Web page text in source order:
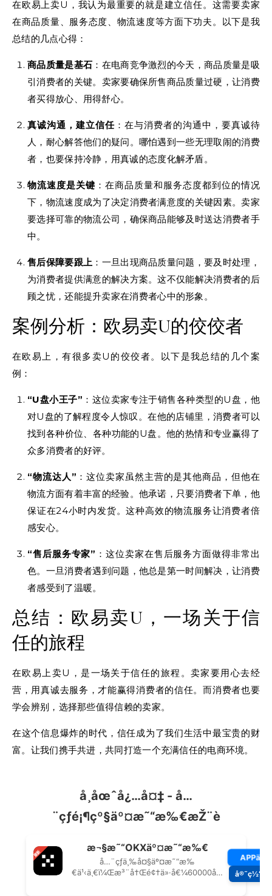
在欧易上卖U，我认为最重要的就是建立信任。这需要卖家
在商品质量、服务态度、物流速度等方面下功夫。以下是我
总结的几点心得：
商品质量是基石 ：在电商竞争激烈的今天，商品质量是吸
引消费者的关键。卖家要确保所售商品质量过硬，让消费
者买得放心、用得舒心。
真诚沟通，建立信任：在与消费者的沟通中，要真诚待
人，耐心解答他们的疑问。哪怕遇到一些无理取闹的消费
者，也要保持冷静，用真诚的态度化解矛盾。
物流速度是关键 ：在商品质量和服务态度都到位的情况
下，物流速度成为了决定消费者满意度的关键因素。卖家
要选择可靠的物流公司，确保商品能够及时送达消费者手
中。
售后保障要跟上 ：一旦出现商品质量问题，要及时处理，
为消费者提供满意的解决方案。这不仅能解决消费者的后
顾之忧，还能提升卖家在消费者心中的形象。
案例分析：欧易卖U的佼佼者
在欧易上，有很多卖U的佼佼者。以下是我总结的几个案
例：
“U盘小王子” ：这位卖家专注于销售各种类型的U盘，他
对U盘的了解程度令人惊叹。在他的店铺里，消费者可以
找到各种价位、各种功能的U盘。他的热情和专业赢得了
众多消费者的好评。
“物流达人” ：这位卖家虽然主营的是其他商品，但他在
物流方面有着丰富的经验。他承诺，只要消费者下单，他
保证在24小时内发货。这种高效的物流服务让消费者倍
感安心。
“售后服务专家” ：这位卖家在售后服务方面做得非常出
色。一旦消费者遇到问题，他总是第一时间解决，让消费
者感受到了温暖。
总结：欧易卖U，一场关于信
任的旅程
在欧易上卖U，是一场关于信任的旅程。卖家要用心去经
营，用真诚去服务，才能赢得消费者的信任。而消费者也要
学会辨别，选择那些值得信赖的卖家。
在这个信息爆炸的时代，信任成为了我们生活中最宝贵的财
富。让我们携手共进，共同打造一个充满信任的电商环境。